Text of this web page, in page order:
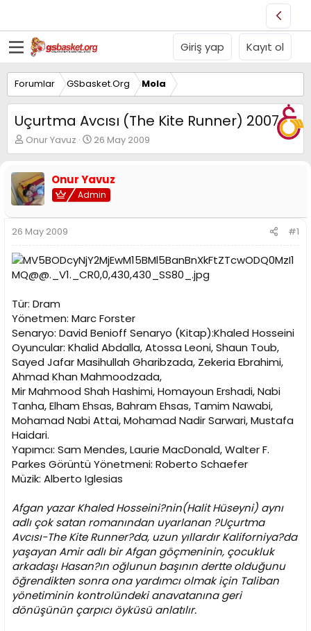
Giriş yap Kayıt ol
Forumlar GSbasket.Org Mola
Uçurtma Avcısı (The Kite Runner) 2007
K
o
u
y
u
B
a
ş
a
t
n
Onur Yavuz
B
a
l
a
n
g
a
r
i
26 May 2009
Onur Yavuz
Admin
26 May 2009 #1
Tür: Dram
Yönetmen: Marc Forster
Senaryo: David Benioff Senaryo (Kitap):Khaled Hosseini
Oyuncular: Khalid Abdalla, Atossa Leoni, Shaun Toub,
Sayed Jafar Masihullah Gharibzada, Zekeria Ebrahimi,
Ahmad Khan Mahmoodzada,
Mir Mahmood Shah Hashimi, Homayoun Ershadi, Nabi
Tanha, Elham Ehsas, Bahram Ehsas, Tamim Nawabi,
Mohamad Nabi Attai, Mohamad Nadir Sarwari, Mustafa
Haidari.
Yapımcı: Sam Mendes, Laurie MacDonald, Walter F.
Parkes Görüntü Yönetmeni: Roberto Schaefer
Müzik: Alberto Iglesias
Afgan yazar Khaled Hosseini?nin(Halit Hüseyni) aynı
adlı çok satan romanından uyarlanan ?Uçurtma
Avcısı-The Kite Runner?da, uzun yıllardır Kaliforniya?da
yaşayan Amir adlı bir Afgan göçmeninin, çocukluk
arkadaşı Hasan?ın oğlunun başının dertte olduğunu
öğrendikten sonra ona yardımcı olmak için Taliban
yönetiminin kontrolündeki anavatanına geri
dönüşünün çarpıcı öyküsü anlatılır.